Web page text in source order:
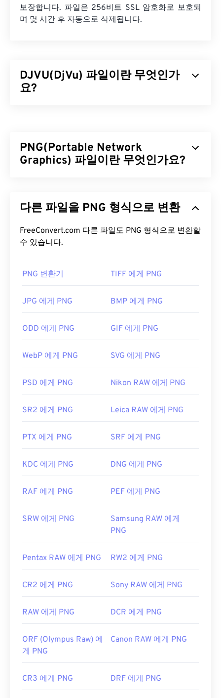
보장합니다. 파일은 256비트 SSL 암호화로 보호되
며 몇 시간 후 자동으로 삭제됩니다.
DJVU(DjVu) 파일이란 무엇인가
요?
한 압축률을 제공합니다. DJVU 파일은 스캔한 문서
를 저장하는 데 가장 많이 사용되므로 이미지 파일보
는 단점이 있습니다.
DJVU 파일을 어떻게 여나요?
하지만, 다행히 무료입니다.DjVu 브라우저 플러그인
열 수 있습니다. DjVu 파일은 대부분 사용자에게 익
를방문하세요. 또한, DjVu 파일을 변환하는 여러 프
to PDF가 있습니다. 또한, 품질과 압축 수준을 설정
개발자: AT&T Labs
유용한 링크:
https://www.lifewire.com/djvu-file-2620674
PNG(Portable Network
Graphics) 파일이란 무엇인가요?
PNG 이미지는RGB또는 RGBA색상을 사용할 수 있
에 사용하기 적합합니다. PNG는 투명도가 더 높은 애
니메이션도 지원합니다(
는개방형 포맷
PNG 파일을 어떻게 여나요?
일반적으로 PNG 파일은 운영 체제의 기본 이미지 뷰
어에서 열립니다. PNG 파일은 모든 웹 브라우저에서
있는 경우PNG-JPG PNG-WebP또는PNG-BMP
GIMP 나 Adobe Photoshop
과 같은 대체 프로그램은
PNG 파일을 열고 편집하는 데 유용합니다. PNG 파일
에 추가할 때는 주의해야 합니다. PNG 파일의 흥미로
효과를 적용할 수 있다는 것입니다.
개발자: PNG 개발 그룹
최초 출시:1996년 10월 1일
PNG에 대한 위키 문서
관련 PNG 도구:
세요
다른 파일을 PNG 형식으로 변환
FreeConvert.com 다른 파일도 PNG 형식으로 변환할
수 있습니다.
PNG 변환기 TIFF 에게 PNG
JPG 에게 PNG BMP 에게 PNG
ODD 에게 PNG GIF 에게 PNG
WebP 에게 PNG SVG 에게 PNG
PSD 에게 PNG Nikon RAW 에게 PNG
SR2 에게 PNG Leica RAW 에게 PNG
PTX 에게 PNG SRF 에게 PNG
KDC 에게 PNG DNG 에게 PNG
RAF 에게 PNG PEF 에게 PNG
SRW 에게 PNG
Samsung RAW 에게
PNG
Pentax RAW 에게 PNG RW2 에게 PNG
CR2 에게 PNG Sony RAW 에게 PNG
RAW 에게 PNG DCR 에게 PNG
ORF (Olympus Raw) 에
게 PNG
Canon RAW 에게 PNG
CR3 에게 PNG DRF 에게 PNG